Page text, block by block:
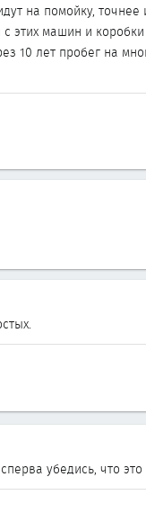
на помойку,
этих машин и
10 лет пробег на
убедись, что